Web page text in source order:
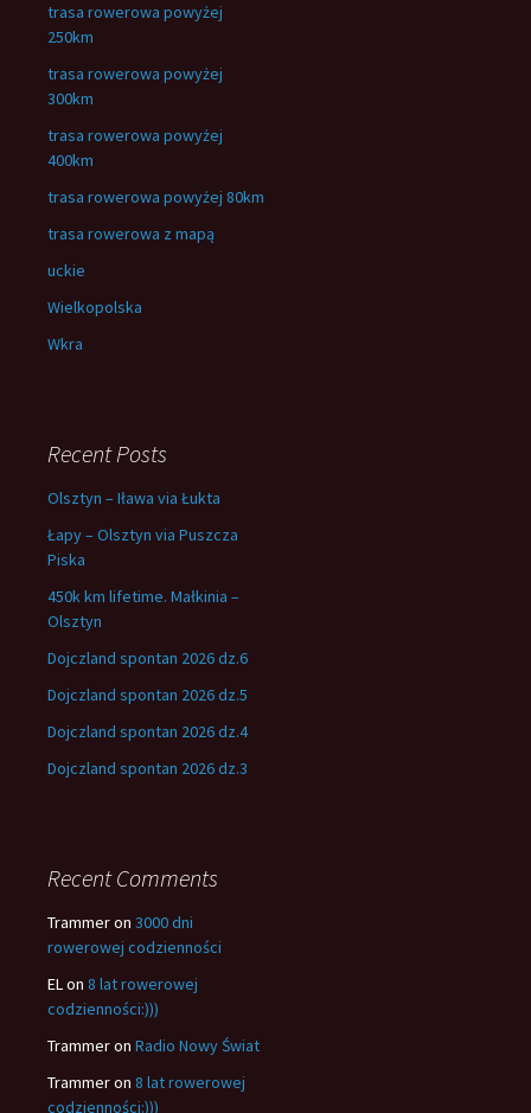
trasa rowerowa powyżej
250km
trasa rowerowa powyżej
300km
trasa rowerowa powyżej
400km
trasa rowerowa powyżej 80km
trasa rowerowa z mapą
uckie
Wielkopolska
Wkra
Recent Posts
Olsztyn – Iława via Łukta
Łapy – Olsztyn via Puszcza
Piska
450k km lifetime. Małkinia –
Olsztyn
Dojczland spontan 2026 dz.6
Dojczland spontan 2026 dz.5
Dojczland spontan 2026 dz.4
Dojczland spontan 2026 dz.3
Recent Comments
Trammeron 3000 dni
rowerowej codzienności
ELon 8 lat rowerowej
codzienności:)))
Trammeron Radio Nowy Świat
Trammeron 8 lat rowerowej
codzienności:)))